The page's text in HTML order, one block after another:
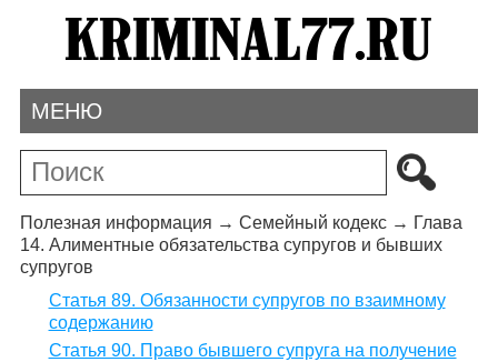
МЕНЮ
Полезная информация → Семейный кодекс→ Глава
14. Алиментные обязательства супругов и бывших
супругов
Статья 89. Обязанности супругов по взаимному
содержанию
Статья 90. Право бывшего супруга на получение